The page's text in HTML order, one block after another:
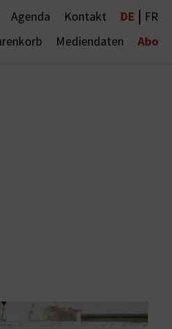
Agenda Kontakt DE | FR
Mediendaten Abo